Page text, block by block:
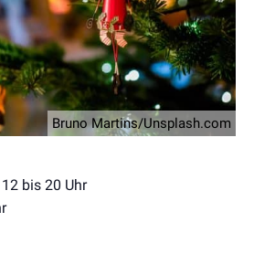
Bruno Martins/Unsplash.com
bis 20 Uhr